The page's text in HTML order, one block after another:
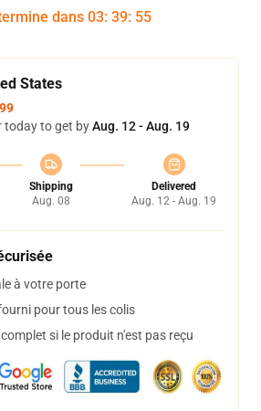
dans 03: 39: 54
States
today to get byAug. 12 - Aug. 19
Shipping
Aug. 08
Delivered
Aug. 12 - Aug. 19
à votre porte
pour tous les colis
si le produit n'est pas reçu